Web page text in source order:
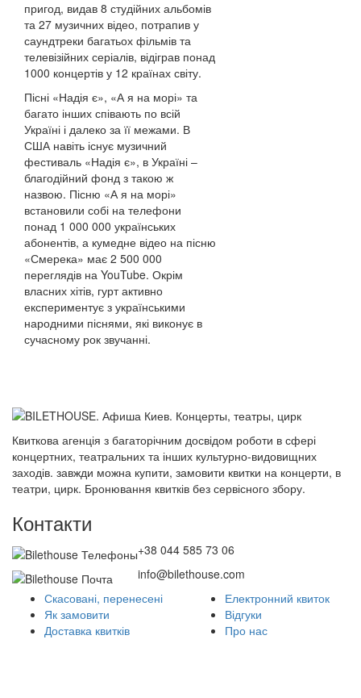
пригод, видав 8 студійних альбомів
та 27 музичних відео, потрапив у
саундтреки багатьох фільмів та
телевізійних серіалів, відіграв понад
1000 концертів у 12 країнах світу.
Пісні «Надія є», «А я на морі» та
багато інших співають по всій
Україні і далеко за її межами. В
США навіть існує музичний
фестиваль «Надія є», в Україні –
благодійний фонд з такою ж
назвою. Пісню «А я на морі»
встановили собі на телефони
понад 1 000 000 українських
абонентів, а кумедне відео на пісню
«Смерека» має 2 500 000
переглядів на YouTube. Окрім
власних хітів, гурт активно
експериментує з українськими
народними піснями, які виконує в
сучасному рок звучанні.
Квиткова агенція з багаторічним досвідом роботи в сфері
концертних, театральних та інших культурно-видовищних
заходів. завжди можна купити, замовити квитки на концерти, в
театри, цирк. Бронювання квитків без сервісного збору.
Контакти
+38 044 585 73 06
info@bilethouse.com
Скасовані, перенесені
Як замовити
Доставка квитків
Електронний квиток
Відгуки
Про нас